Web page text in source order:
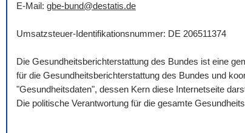
E-Mail: gbe-bund@destatis.de
Umsatzsteuer-Identifikationsnummer: DE 206511374
Die Gesundheitsberichterstattung des Bundes ist eine
für die Gesundheitsberichterstattung des Bundes und
"Gesundheitsdaten", dessen Kern diese Internetseite
Die politische Verantwortung für die gesamte